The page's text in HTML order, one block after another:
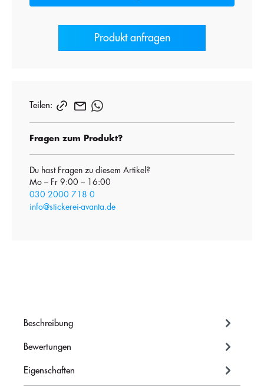
Produkt anfragen
Teilen:
Fragen zum Produkt?
Du hast Fragen zu diesem Artikel?
Mo – Fr 9:00 – 16:00
030 2000 718 0
info@stickerei-avanta.de
Beschreibung
Bewertungen
Eigenschaften